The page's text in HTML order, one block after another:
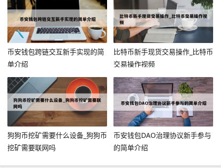
币安钱包跨链交互新手实现的简
单介绍
比特币新手现货交易操作_比特币
交易操作视频
狗狗币挖矿需要什么设备_狗狗币
挖矿需要联网吗
币安钱包DAO治理协议新手参与
的简单介绍